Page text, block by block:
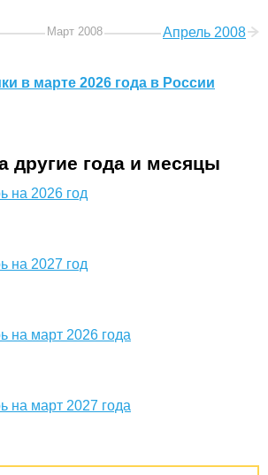
Март 2008 Апрель 2008
в марте 2026 года в России
другие года и месяцы
на 2026 год
на 2027 год
на март 2026 года
на март 2027 года